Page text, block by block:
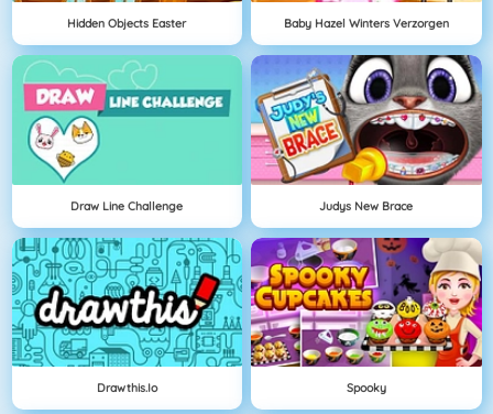
Hidden Objects Easter Baby Hazel Winters Verzorgen
Draw Line Challenge Judys New Brace
Drawthis.io Spooky